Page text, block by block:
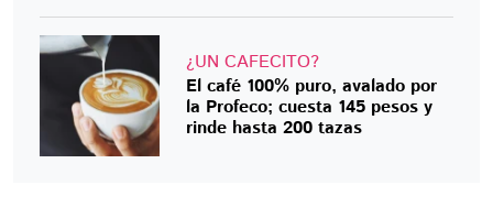
¿UN CAFECITO?
El café 100% puro, avalado por
la Profeco; cuesta 145 pesos y
rinde hasta 200 tazas